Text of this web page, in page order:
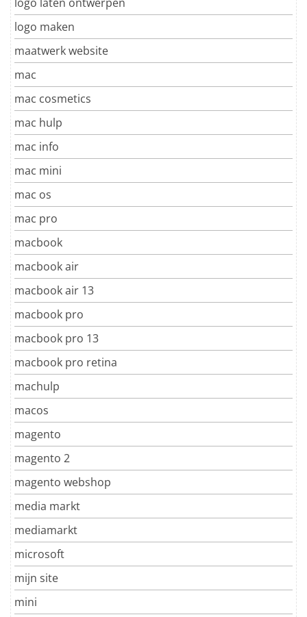
logo maken
maatwerk website
mac
mac cosmetics
mac hulp
mac info
mac mini
mac os
mac pro
macbook
macbook air
macbook air 13
macbook pro
macbook pro 13
macbook pro retina
machulp
macos
magento
magento 2
magento webshop
media markt
mediamarkt
microsoft
mijn site
mini